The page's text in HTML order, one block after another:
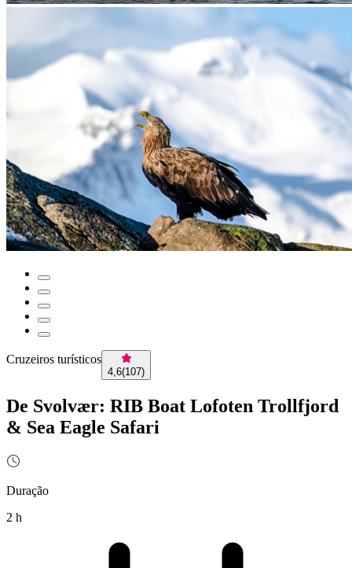
Cruzeiros turísticos
4,6(107)
De Svolvær: RIB Boat Lofoten Trollfjord
& Sea Eagle Safari
Duração
2 h